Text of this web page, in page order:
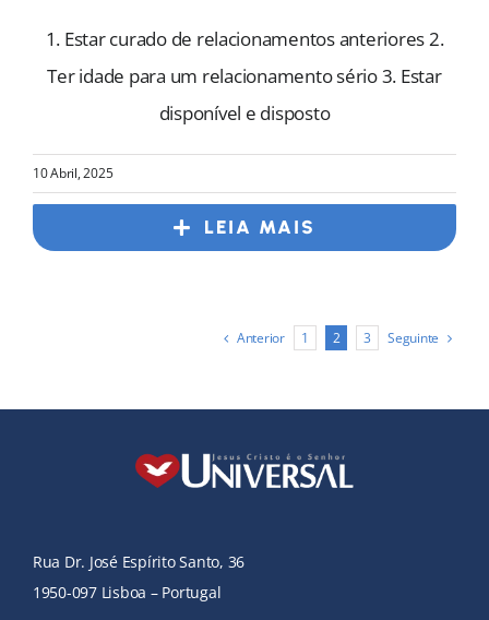
1. Estar curado de relacionamentos anteriores 2.
Ter idade para um relacionamento sério 3. Estar
disponível e disposto
10 Abril, 2025
LEIA MAIS
Anterior 1 2 3 Seguinte
Rua Dr. José Espírito Santo, 36
1950-097 Lisboa – Portugal